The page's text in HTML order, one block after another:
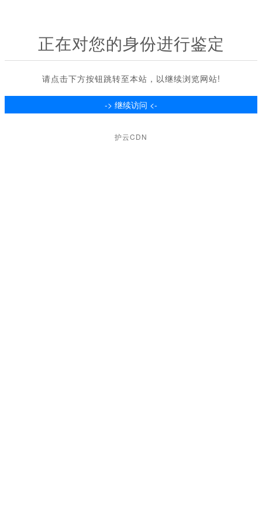
正在对您的身份进行鉴定
请点击下方按钮跳转至本站，以继续浏览网站!
护云CDN